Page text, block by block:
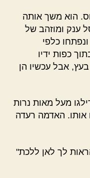
הוא משך אותה
ענק ומוזהב של
כלפי
כפות ידיו
אבל עכשיו הן
מעל מאות נרות
אותו. האדמה רעדה
לך לאן ללכת"